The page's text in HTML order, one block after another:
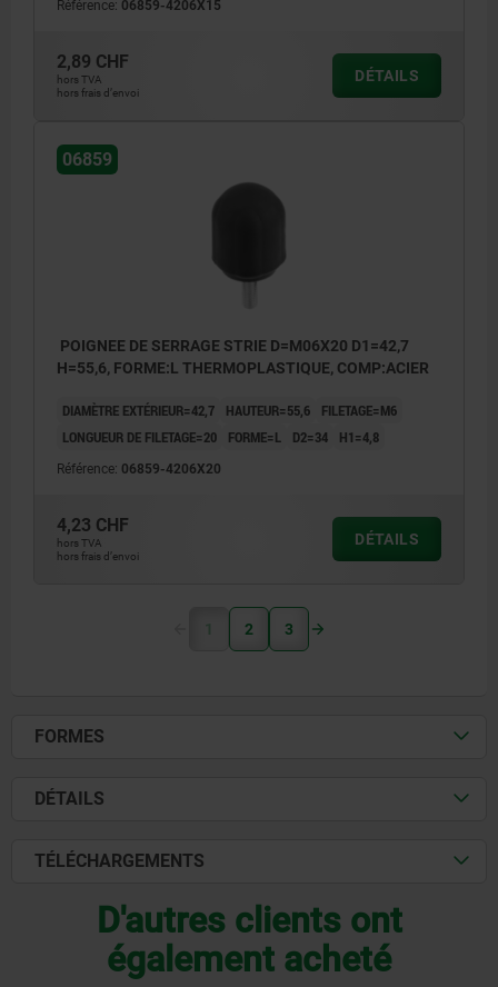
Référence: 06859-4206X15
2,89 CHF
hors TVA
hors frais d’envoi
DÉTAILS
06859
POIGNEE DE SERRAGE STRIE D=M06X20 D1=42,7
H=55,6, FORME:L THERMOPLASTIQUE, COMP:ACIER
DIAMÈTRE EXTÉRIEUR=42,7 HAUTEUR=55,6
FILETAGE=M6
LONGUEUR DE FILETAGE=20
FORME=L D2=34 H1=4,8
Référence: 06859-4206X20
4,23 CHF
hors TVA
hors frais d’envoi
DÉTAILS
1 2 3
FORMES
DÉTAILS
TÉLÉCHARGEMENTS
D'autres clients ont
également acheté